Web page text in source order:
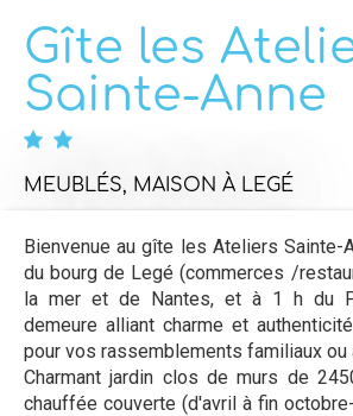
Gîte les
Sainte-Anne
MEUBLÉS, MAISON À LEGÉ
Bienvenue au gîte les Ateliers Sainte-
du bourg de Legé (commerces /
la mer et de Nantes, et à 1 h du
demeure alliant charme et
pour vos rassemblements familiaux ou
Charmant jardin clos de murs de
chauffée couverte (d'avril à fin